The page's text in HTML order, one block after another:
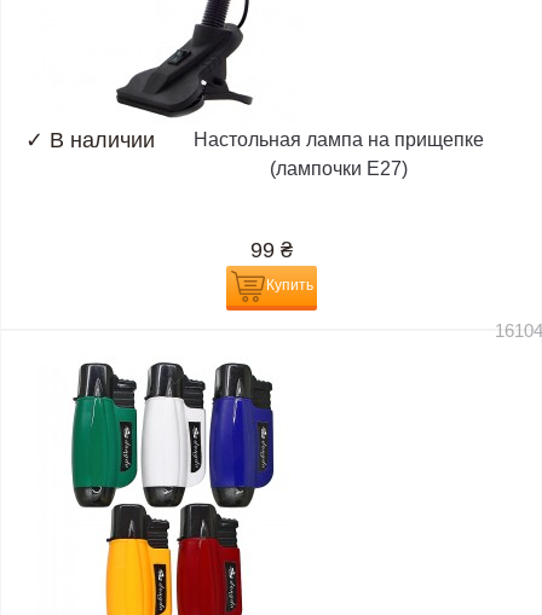
✓ В наличии
Настольная лампа на прищепке
(лампочки E27)
99 ₴
Купить